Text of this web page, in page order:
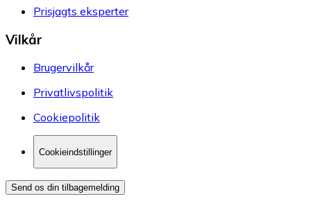
Prisjagts eksperter
Vilkår
Brugervilkår
Privatlivspolitik
Cookiepolitik
Cookieindstillinger
Send os din tilbagemelding